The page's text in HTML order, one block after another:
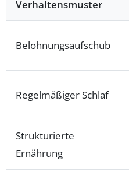
Verhaltensmuster
Belohnungsaufschub
Regelmäßiger Schlaf
Strukturierte
Ernährung